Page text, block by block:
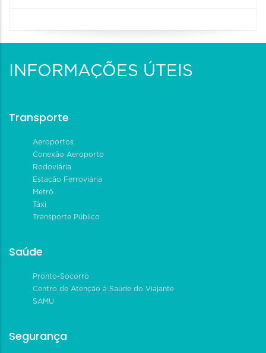
INFORMAÇÕES ÚTEIS
Transporte
Aeroportos
Conexão Aeroporto
Rodoviária
Estação Ferroviária
Metrô
Táxi
Transporte Público
Saúde
Pronto-Socorro
Centro de Atenção à Saúde do Viajante
SAMU
Segurança